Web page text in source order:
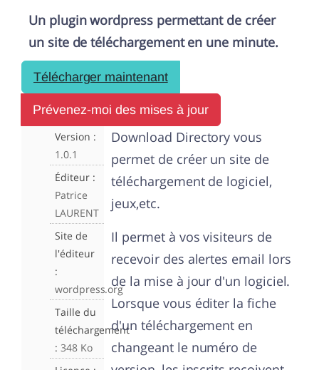
Un plugin wordpress permettant de créer
un site de téléchargement en une minute.
Télécharger maintenant
Prévenez-moi des mises à jour
Version :
1.0.1
Éditeur :
Patrice
LAURENT
Site de
l'éditeur
:
wordpress.org
Taille du
téléchargement
: 348 Ko
Download Directory vous
permet de créer un site de
téléchargement de logiciel,
jeux,etc.
Il permet à vos visiteurs de
recevoir des alertes email lors
de la mise à jour d'un logiciel.
Lorsque vous éditer la fiche
d'un téléchargement en
changeant le numéro de